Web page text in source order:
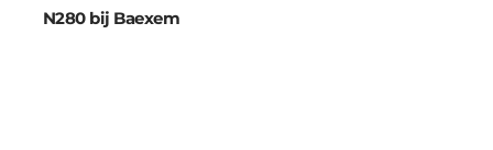
N280 bij Baexem